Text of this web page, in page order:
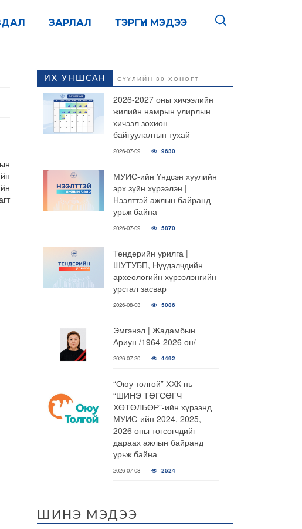
ТЭРГҮҮН МЭДЭЭ
ЗАРЛАЛ
ИХ УНШСАН СҮҮЛИЙН 30 ХОНОГТ
2026-2027 оны хичээлийн
жилийн намрын улирлын
хичээл зохион
байгуулалтын тухай
2026-07-09 9630
МУИС-ийн Үндсэн хуулийн
эрх зүйн хүрээлэн |
Нээлттэй ажлын байранд
урьж байна
2026-07-09 5870
Тендерийн урилга |
ШУТУБП, Нүүдэлчдийн
археологийн хүрээлэнгийн
урсгал засвар
2026-08-03 5086
Эмгэнэл | Жадамбын
Ариун /1964-2026 он/
2026-07-20 4492
“Оюу толгой” ХХК нь
“ШИНЭ ТӨГСӨГЧ
ХӨТӨЛБӨР”-ийн хүрээнд
МУИС-ийн 2024, 2025,
2026 оны төгсөгчдийг
дараах ажлын байранд
урьж байна
2026-07-08 2524
ШИНЭ МЭДЭЭ